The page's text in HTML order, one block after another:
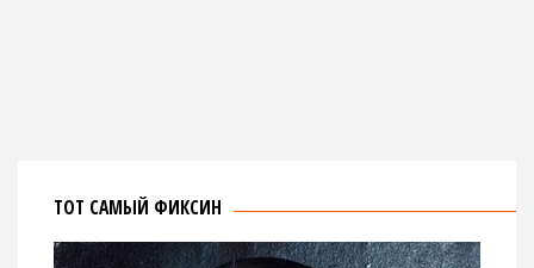
ТОТ САМЫЙ ФИКСИН